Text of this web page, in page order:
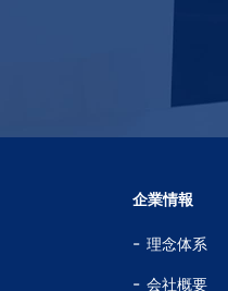
企業情報
理念体系
会社概要